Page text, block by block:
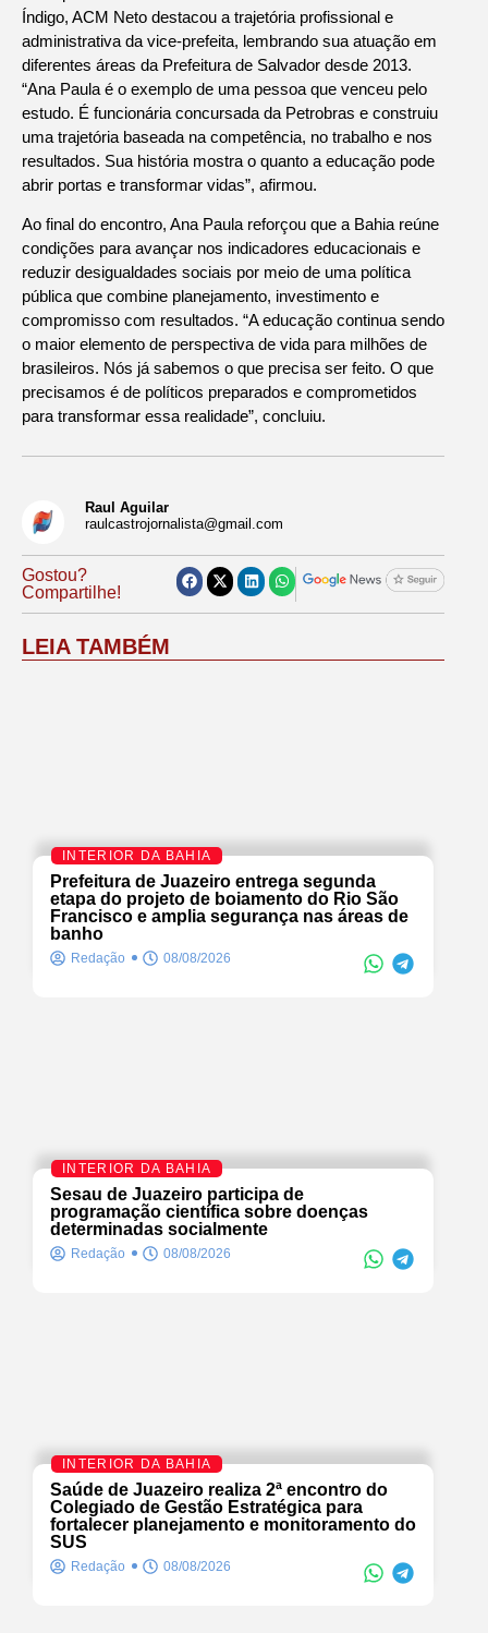
Índigo, ACM Neto destacou a trajetória profissional e
administrativa da vice-prefeita, lembrando sua atuação em
diferentes áreas da Prefeitura de Salvador desde 2013.
“Ana Paula é o exemplo de uma pessoa que venceu pelo
estudo. É funcionária concursada da Petrobras e construiu
uma trajetória baseada na competência, no trabalho e nos
resultados. Sua história mostra o quanto a educação pode
abrir portas e transformar vidas”, afirmou.
Ao final do encontro, Ana Paula reforçou que a Bahia reúne
condições para avançar nos indicadores educacionais e
reduzir desigualdades sociais por meio de uma política
pública que combine planejamento, investimento e
compromisso com resultados. “A educação continua sendo
o maior elemento de perspectiva de vida para milhões de
brasileiros. Nós já sabemos o que precisa ser feito. O que
precisamos é de políticos preparados e comprometidos
para transformar essa realidade”, concluiu.
Raul Aguilar
raulcastrojornalista@gmail.com
Gostou?
Compartilhe!
LEIA TAMBÉM
INTERIOR DA BAHIA
Prefeitura de Juazeiro entrega segunda
etapa do projeto de boiamento do Rio São
Francisco e amplia segurança nas áreas de
banho
Redação 08/08/2026
INTERIOR DA BAHIA
Sesau de Juazeiro participa de
programação científica sobre doenças
determinadas socialmente
Redação 08/08/2026
INTERIOR DA BAHIA
Saúde de Juazeiro realiza 2ª encontro do
Colegiado de Gestão Estratégica para
fortalecer planejamento e monitoramento do
SUS
Redação 08/08/2026